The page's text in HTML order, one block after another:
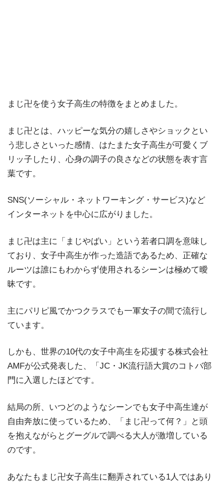
まじ卍を使う女子高生の特徴をまとめました。
まじ卍とは、ハッピーな気分の嬉しさやショックとい
う悲しさといった感情、はたまた女子高生が可愛くブ
リッ子したり、心身の調子の良さなどの状態を表す言
葉です。
SNS(ソーシャル・ネットワーキング・サービス)など
インターネットを中心に広がりました。
まじ卍は主に「まじやばい」という若者口調を意味し
ており、女子中高生が作った造語であるため、正確な
ルーツは誰にもわからず使用されるシーンは極めて曖
昧です。
主にパリピ風でかつクラスでも一軍女子の間で流行し
ています。
しかも、世界の10代の女子中高生を応援する株式会社
AMFが公式発表した、「JC・JK流行語大賞のコトバ部
門に入選したほどです。
結局の所、いつどのようなシーンでも女子中高生達が
自由奔放に使っているため、「まじ卍って何？」と頭
を抱えながらとグーグルで調べる大人が激増している
のです。
あなたもまじ卍女子高生に翻弄されている1人ではあり